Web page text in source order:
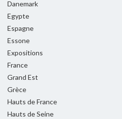
Danemark
Egypte
Espagne
Essone
Expositions
France
Grand Est
Grèce
Hauts de France
Hauts de Seine